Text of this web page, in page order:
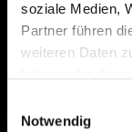
soziale Medien,
Partner führen
weiteren Daten
Notwendig